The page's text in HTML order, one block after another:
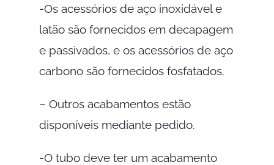
-Os acessórios de aço inoxidável e
latão são fornecidos em decapagem
e passivados, e os acessórios de aço
carbono são fornecidos fosfatados.
– Outros acabamentos estão
disponíveis mediante pedido.
-O tubo deve ter um acabamento